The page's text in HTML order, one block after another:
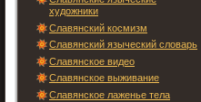
художники
Славянский космизм
Славянский языческий словарь
Славянское видео
Славянское выживание
Славянское лаженье тела